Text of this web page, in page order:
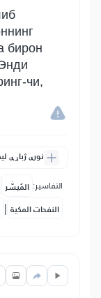
бирон
чи,
نورې ژباړې
التفاسير: المُيسَّر
النفحات المكية |